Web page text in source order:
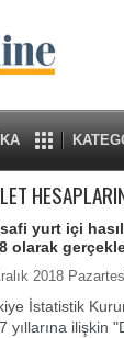
yurt içi
olarak
2018
İstatistik
yıllarına ilişkin